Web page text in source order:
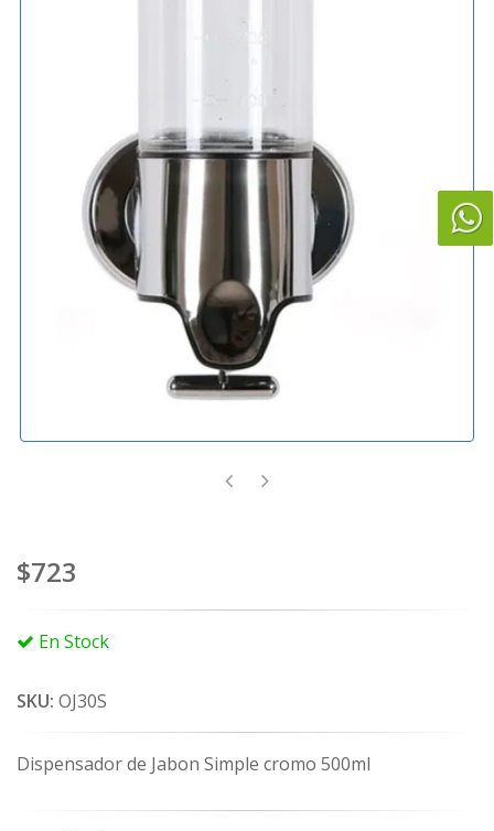
$723
En Stock
SKU: OJ30S
Dispensador de Jabon Simple cromo 500ml